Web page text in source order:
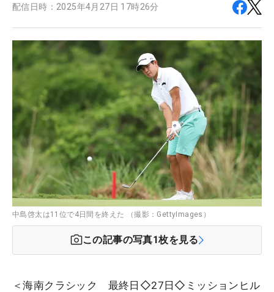
配信日時： 2025年4月27日 17時26分
中島啓太は11位で4日間を終えた （撮影：GettyImages）
この記事の写真1枚を見る
＜海南クラシック 最終日◇27日◇ミッションヒル